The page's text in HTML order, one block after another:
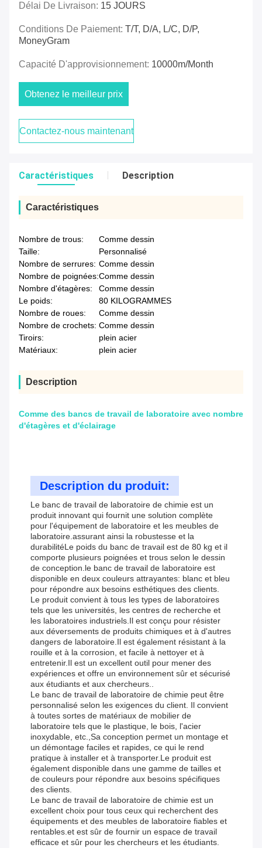
Délai De Livraison: 15 JOURS
Conditions De Paiement: T/T, D/A, L/C, D/P,
MoneyGram
Capacité D'approvisionnement: 10000m/month
Obtenez le meilleur prix
Contactez-nous maintenant
Caractéristiques Description
Caractéristiques
Nombre de trous:
Comme dessin
Taille:
Personnalisé
Nombre de serrures: Comme dessin
Nombre de poignées:Comme dessin
Nombre d'étagères:
Comme dessin
Le poids:
80 KILOGRAMMES
Nombre de roues:
Comme dessin
Nombre de crochets: Comme dessin
Tiroirs:
plein acier
Matériaux:
plein acier
Description
Comme des bancs de travail de laboratoire avec nombre
d'étagères et d'éclairage
Description du produit:
Le banc de travail de laboratoire de chimie est un
produit innovant qui fournit une solution complète
pour l'équipement de laboratoire et les meubles de
laboratoire.assurant ainsi la robustesse et la
durabilitéLe poids du banc de travail est de 80 kg et il
comporte plusieurs poignées et trous selon le dessin
de conception.le banc de travail de laboratoire est
disponible en deux couleurs attrayantes: blanc et bleu
pour répondre aux besoins esthétiques des clients.
Le produit convient à tous les types de laboratoires
tels que les universités, les centres de recherche et
les laboratoires industriels.Il est conçu pour résister
aux déversements de produits chimiques et à d'autres
dangers de laboratoire.Il est également résistant à la
rouille et à la corrosion, et facile à nettoyer et à
entretenir.Il est un excellent outil pour mener des
expériences et offre un environnement sûr et sécurisé
aux étudiants et aux chercheurs..
Le banc de travail de laboratoire de chimie peut être
personnalisé selon les exigences du client. Il convient
à toutes sortes de matériaux de mobilier de
laboratoire tels que le plastique, le bois, l'acier
inoxydable, etc.,Sa conception permet un montage et
un démontage faciles et rapides, ce qui le rend
pratique à installer et à transporter.Le produit est
également disponible dans une gamme de tailles et
de couleurs pour répondre aux besoins spécifiques
des clients.
Le banc de travail de laboratoire de chimie est un
excellent choix pour tous ceux qui recherchent des
équipements et des meubles de laboratoire fiables et
rentables.et est sûr de fournir un espace de travail
efficace et sûr pour les chercheurs et les étudiants.